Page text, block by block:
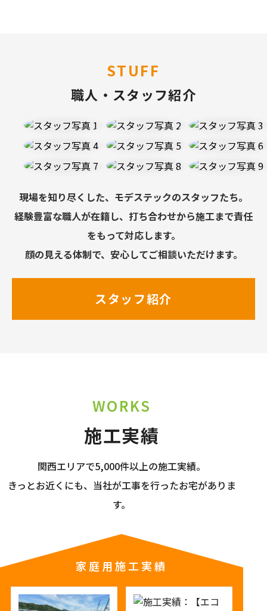
STUFF
職人・スタッフ紹介
現場を知り尽くした、モデステックのスタッフたち。
経験豊富な職人が在籍し、打ち合わせから施工まで責任
をもって対応します。
顔の見える体制で、安心してご相談いただけます。
スタッフ紹介
WORKS
施工実績
関西エリアで5,000件以上の施工実績。
きっとお近くにも、当社が工事を行ったお宅がありま
す。
家庭用施工実績